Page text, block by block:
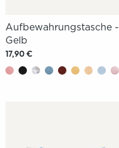
Aufbewahrungstasche -
Gelb
17,90 €